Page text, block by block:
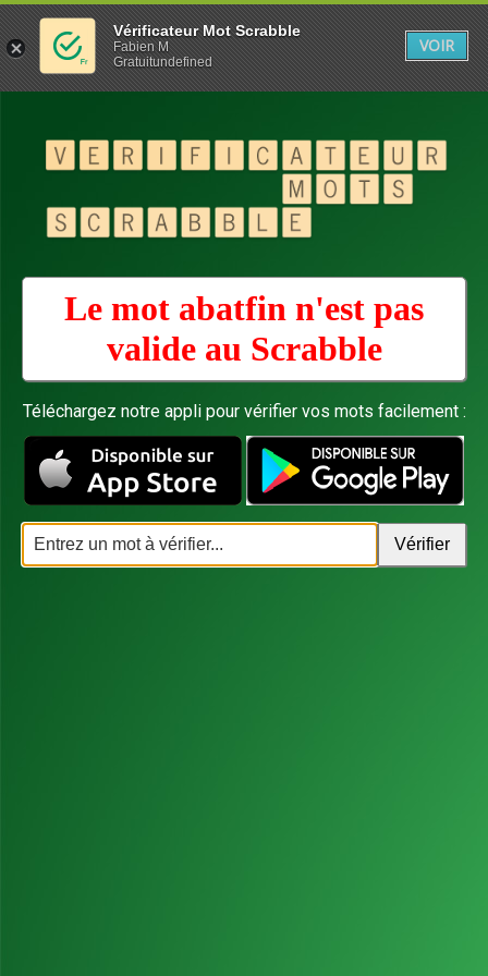
Le mot abatfin n'est pas
valide au Scrabble
Téléchargez notre appli pour vérifier vos mots facilement :
Vérificateur Mot Scrabble
Fabien M
Gratuitundefined
VOIR